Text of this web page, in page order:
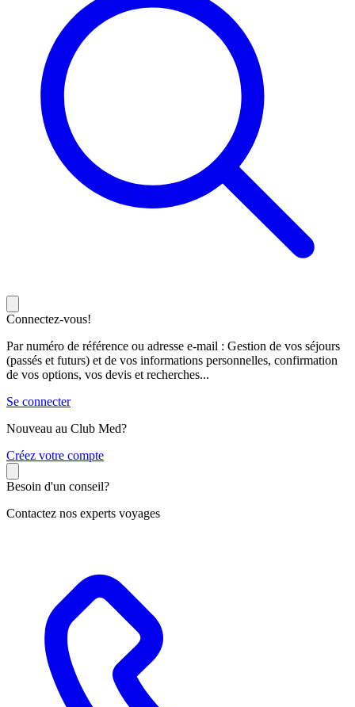
Connectez-vous!
Par numéro de référence ou adresse e-mail : Gestion de vos séjours
(passés et futurs) et de vos informations personnelles, confirmation
de vos options, vos devis et recherches...
Se connecter
Nouveau au Club Med?
Créez votre compte
Besoin d'un conseil?
Contactez nos experts voyages